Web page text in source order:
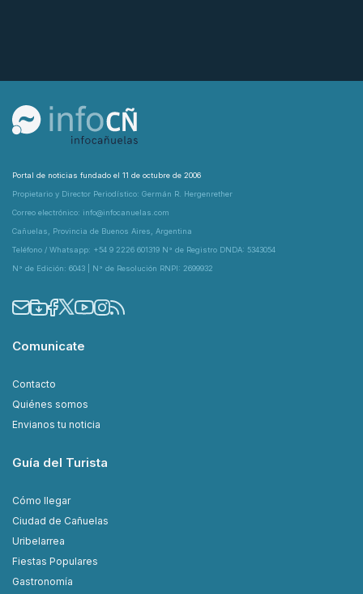
Portal de noticias fundado el 11 de octubre de 2006
Propietario y Director Periodístico: Germán R. Hergenrether
Correo electrónico: info@infocanuelas.com
Cañuelas, Provincia de Buenos Aires, Argentina
Teléfono / Whatsapp: +54 9 2226 601319 N° de Registro DNDA: 5343054
N° de Edición: 6043 | N° de Resolución RNPI: 2699932
Comunicate
Contacto
Quiénes somos
Envianos tu noticia
Guía del Turista
Cómo llegar
Ciudad de Cañuelas
Uribelarrea
Fiestas Populares
Gastronomía